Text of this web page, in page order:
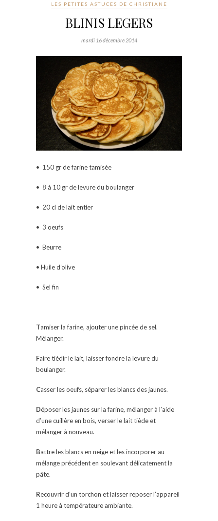
LES PETITES ASTUCES DE CHRISTIANE
BLINIS LEGERS
mardi 16 décembre 2014
• 150 gr de farine tamisée
• 8 à 10 gr de levure du boulanger
• 20 cl de lait entier
• 3 oeufs
• Beurre
• Huile d’olive
• Sel fin
Tamiser la farine, ajouter une pincée de sel.
Mélanger.
Faire tiédir le lait, laisser fondre la levure du
boulanger.
Casser les oeufs, séparer les blancs des jaunes.
Déposer les jaunes sur la farine, mélanger à l’aide
d’une cuillère en bois, verser le lait tiède et
mélanger à nouveau.
Battre les blancs en neige et les incorporer au
mélange précédent en soulevant délicatement la
pâte.
Recouvrir d’un torchon et laisser reposer l’appareil
1 heure à températeure ambiante.